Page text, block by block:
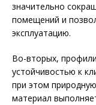
значительно
помещений и
эксплуатацию.
Во-вторых,
устойчивостью к
при этом
материал